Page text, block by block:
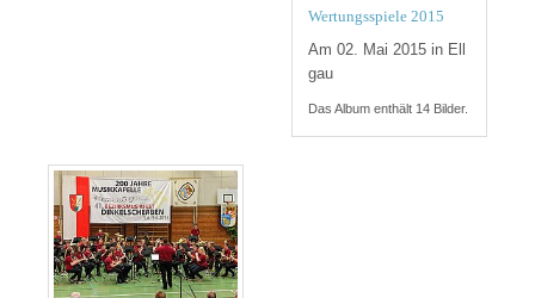
Wertungsspiele 2015
Am 02. Mai 2015 in Ell
gau
Das Album enthält 14 Bilder.